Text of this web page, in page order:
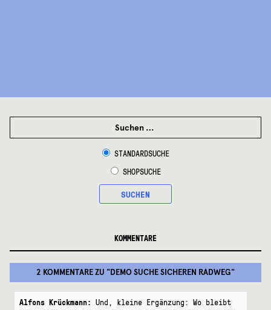
STANDARDSUCHE
SHOPSUCHE
SUCHEN
KOMMENTARE
2 KOMMENTAREZU "DEMO SUCHE SICHEREN RADWEG"
Alfons Krückmann: Und, kleine Ergänzung: Wo bleibt